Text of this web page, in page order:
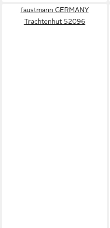
faustmann GERMANY
Trachtenhut 52096